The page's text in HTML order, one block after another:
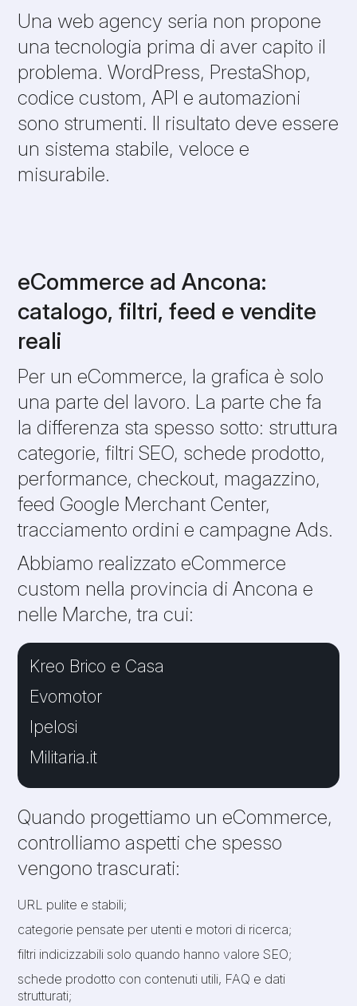
Una web agency seria non propone
una tecnologia prima di aver capito il
problema. WordPress, PrestaShop,
codice custom, API e automazioni
sono strumenti. Il risultato deve essere
un sistema stabile, veloce e
misurabile.
eCommerce ad Ancona:
catalogo, filtri, feed e vendite
reali
Per un eCommerce, la grafica è solo
una parte del lavoro. La parte che fa
la differenza sta spesso sotto: struttura
categorie, filtri SEO, schede prodotto,
performance, checkout, magazzino,
feed Google Merchant Center,
tracciamento ordini e campagne Ads.
Abbiamo realizzato eCommerce
custom nella provincia di Ancona e
nelle Marche, tra cui:
Kreo Brico e Casa
Evomotor
Ipelosi
Militaria.it
Quando progettiamo un eCommerce,
controlliamo aspetti che spesso
vengono trascurati:
URL pulite e stabili;
categorie pensate per utenti e motori di ricerca;
filtri indicizzabili solo quando hanno valore SEO;
schede prodotto con contenuti utili, FAQ e dati
strutturati;